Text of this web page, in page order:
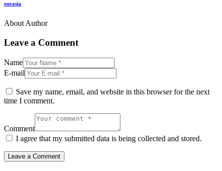
eurasia
About Author
Leave a Comment
Name
E-mail
Save my name, email, and website in this browser for the next
time I comment.
Comment
I agree that my submitted data is being collected and stored.